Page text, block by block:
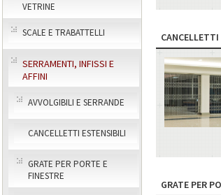
VETRINE
SCALE E TRABATTELLI
SERRAMENTI, INFISSI E
AFFINI
AVVOLGIBILI E SERRANDE
CANCELLETTI ESTENSIBILI
GRATE PER PORTE E
FINESTRE
GRATE PER